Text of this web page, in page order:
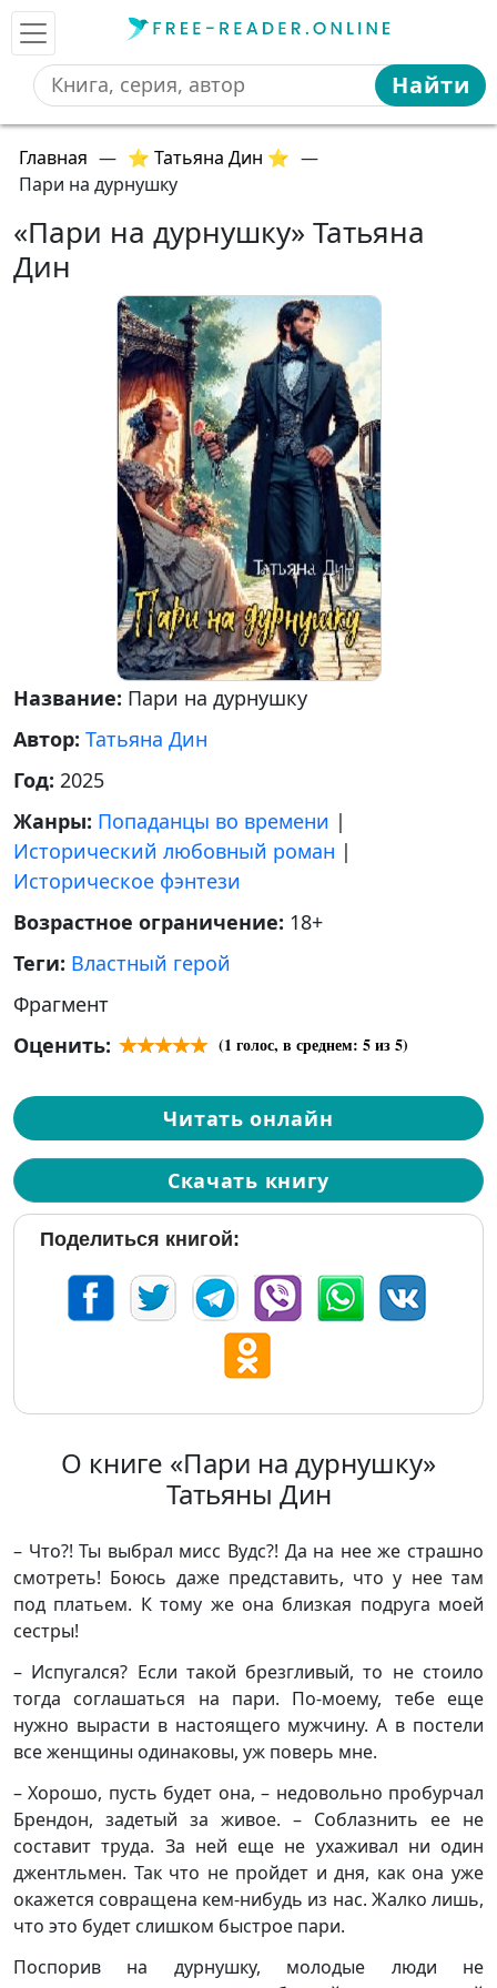
Найти
Главная — ⭐ Татьяна Дин ⭐ —
Пари на дурнушку
«Пари на дурнушку» Татьяна
Дин
Название: Пари на дурнушку
Автор: Татьяна Дин
Год: 2025
Жанры: Попаданцы во времени |
Исторический любовный роман |
Историческое фэнтези
Возрастное ограничение: 18+
Теги: Властный герой
Фрагмент
Оценить:
(1 голос, в среднем: 5из 5)
Читать онлайн
Скачать книгу
Поделиться книгой:
О книге «Пари на дурнушку»
Татьяны Дин
– Что?! Ты выбрал мисс Вудс?! Да на нее же страшно
смотреть! Боюсь даже представить, что у нее там
под платьем. К тому же она близкая подруга моей
сестры!
– Испугался? Если такой брезгливый, то не стоило
тогда соглашаться на пари. По-моему, тебе еще
нужно вырасти в настоящего мужчину. А в постели
все женщины одинаковы, уж поверь мне.
– Хорошо, пусть будет она, – недовольно пробурчал
Брендон, задетый за живое. – Соблазнить ее не
составит труда. За ней еще не ухаживал ни один
джентльмен. Так что не пройдет и дня, как она уже
окажется совращена кем-нибудь из нас. Жалко лишь,
что это будет слишком быстрое пари.
Поспорив на дурнушку, молодые люди не